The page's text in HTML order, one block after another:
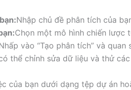
Nhập chủ đề phân tích của
Chọn một mô hình chiến lược
vào “Tạo phân tích” và
thể chỉnh sửa dữ liệu và thử
của bạn dưới dạng tệp dự án